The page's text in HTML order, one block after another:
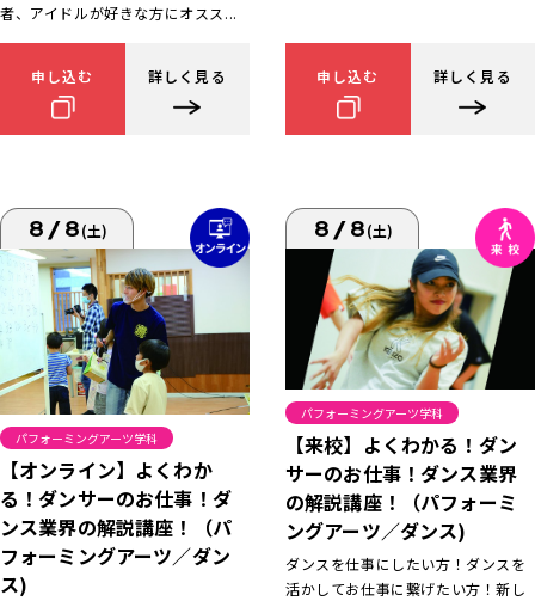
者、アイドルが好きな方にオスス...
申し込む 詳しく見る 申し込む 詳しく見る
8/8(土)
パフォーミングアーツ学科
【オンライン】よくわか
る！ダンサーのお仕事！ダ
ンス業界の解説講座！（パ
フォーミングアーツ／ダン
ス)
8/8(土)
パフォーミングアーツ学科
【来校】よくわかる！ダン
サーのお仕事！ダンス業界
の解説講座！（パフォーミ
ングアーツ／ダンス)
ダンスを仕事にしたい方！ダンスを
活かしてお仕事に繋げたい方！新し